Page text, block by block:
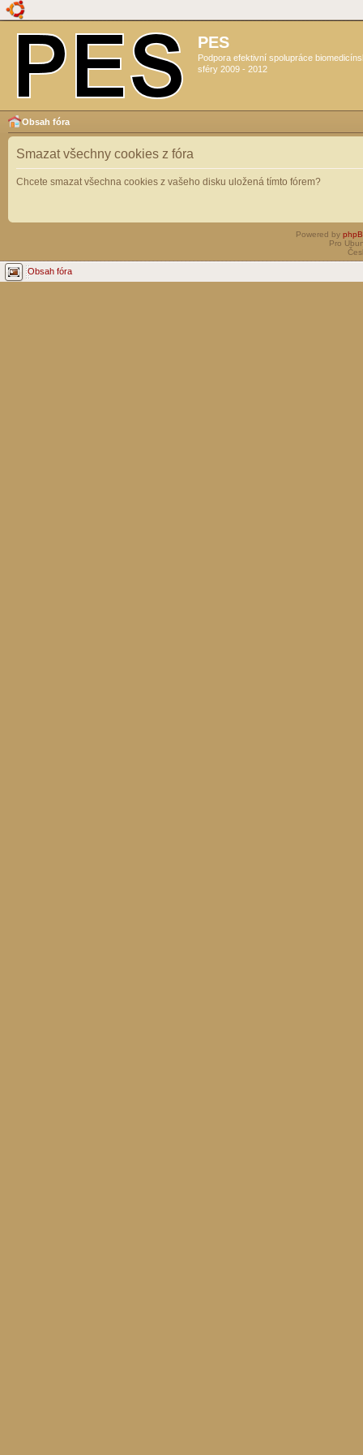
PES
Podpora efektivní spolupráce
sféry 2009 - 2012
Obsah fóra
Smazat všechny cookies z fóra
Chcete smazat všechna cookies z vašeho disku uložená tímto fórem?
Powered by
Pro
Obsah fóra